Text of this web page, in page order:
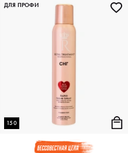
150
ДЛЯ ПРОФИ